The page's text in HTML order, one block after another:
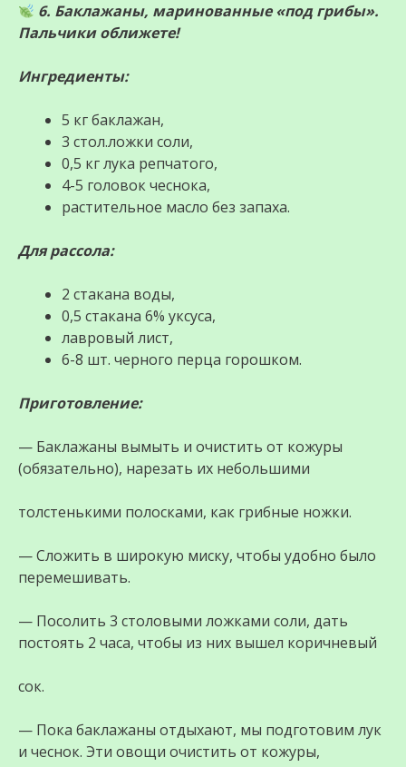
6. Баклажаны, маринованные «под грибы».
Пальчики оближете!
Ингредиенты:
5 кг баклажан,
3 стол.ложки соли,
0,5 кг лука репчатого,
4-5 головок чеснока,
растительное масло без запаха.
Для рассола:
2 стакана воды,
0,5 стакана 6% уксуса,
лавровый лист,
6-8 шт. черного перца горошком.
Приготовление:
— Баклажаны вымыть и очистить от кожуры
(обязательно), нарезать их небольшими
толстенькими полосками, как грибные ножки.
— Сложить в широкую миску, чтобы удобно было
перемешивать.
— Посолить 3 столовыми ложками соли, дать
постоять 2 часа, чтобы из них вышел коричневый
сок.
— Пока баклажаны отдыхают, мы подготовим лук
и чеснок. Эти овощи очистить от кожуры,